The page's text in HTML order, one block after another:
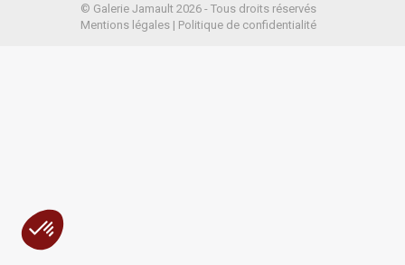
© Galerie Jamault 2026 - Tous droits réservés
Mentions légales| Politique de confidentialité